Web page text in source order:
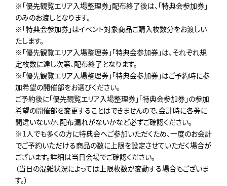
※「優先観覧エリア入場整理券」配布終了後は、「特典会参加券」
のみのお渡しとなります。
※「特典会参加券」はイベント対象商品ご購入枚数分をお渡しい
たします。
※「優先観覧エリア入場整理券」「特典会参加券」は、それぞれ規
定枚数に達し次第、配布終了となります。
※「優先観覧エリア入場整理券」「特典会参加券」はご予約時に参
加希望の開催部をお選びください。
ご予約後に「優先観覧エリア入場整理券」「特典会参加券」の参加
希望の開催部を変更することはできませんので、会計時に各券に
間違いないか、配布漏れがないかなど必ずご確認ください。
※1人でも多くの方に特典会へご参加いただくため、一度のお会計
でご予約いただける商品の数に上限を設定させていただく場合が
ございます。詳細は当日会場でご確認ください。
（当日の混雑状況によっては上限枚数が変動する場合もございま
す。）